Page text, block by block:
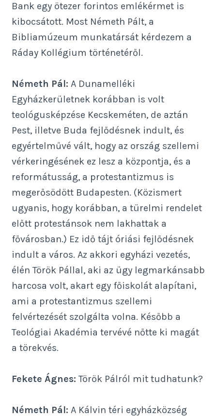
Bank egy ötezer forintos emlékérmet is
kibocsátott. Most Németh Pált, a
Bibliamúzeum munkatársát kérdezem a
Ráday Kollégium történetéről.
Németh Pál: A Dunamelléki
Egyházkerületnek korábban is volt
teológusképzése Kecskeméten, de aztán
Pest, illetve Buda fejlődésnek indult, és
egyértelművé vált, hogy az ország szellemi
vérkeringésének ez lesz a központja, és a
reformátusság, a protestantizmus is
megerősödött Budapesten. (Közismert
ugyanis, hogy korábban, a türelmi rendelet
előtt protestánsok nem lakhattak a
fővárosban.) Ez idő tájt óriási fejlődésnek
indult a város. Az akkori egyházi vezetés,
élén Török Pállal, aki az ügy legmarkánsabb
harcosa volt, akart egy főiskolát alapítani,
ami a protestantizmus szellemi
felvértezését szolgálta volna. Később a
Teológiai Akadémia tervévé nőtte ki magát
a törekvés.
Fekete Ágnes: Török Pálról mit tudhatunk?
Németh Pál: A Kálvin téri egyházközség